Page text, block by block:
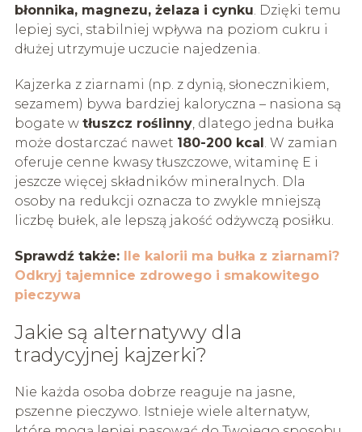
błonnika, magnezu, żelaza i cynku. Dzięki temu
lepiej syci, stabilniej wpływa na poziom cukru i
dłużej utrzymuje uczucie najedzenia.
Kajzerka z ziarnami (np. z dynią, słonecznikiem,
sezamem) bywa bardziej kaloryczna – nasiona są
bogate w tłuszcz roślinny, dlatego jedna bułka
może dostarczać nawet 180-200 kcal . W zamian
oferuje cenne kwasy tłuszczowe, witaminę E i
jeszcze więcej składników mineralnych. Dla
osoby na redukcji oznacza to zwykle mniejszą
liczbę bułek, ale lepszą jakość odżywczą posiłku.
Sprawdź także:
Ile kalorii ma bułka z ziarnami?
Odkryj tajemnice zdrowego i smakowitego
pieczywa
Jakie są alternatywy dla
tradycyjnej kajzerki?
Nie każda osoba dobrze reaguje na jasne,
pszenne pieczywo. Istnieje wiele alternatyw,